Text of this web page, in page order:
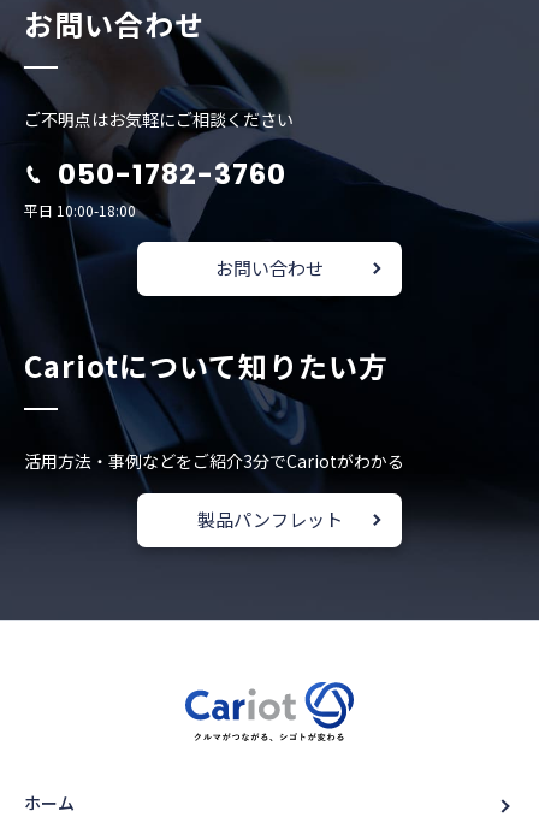
お問い合わせ
ご不明点はお気軽にご相談ください
050-1782-3760
平日 10:00-18:00
お問い合わせ
Cariotについて知りたい方
活用方法・事例などをご紹介3分でCariotがわかる
製品パンフレット
ホーム